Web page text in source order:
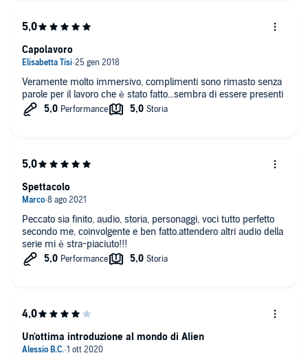
Veramente molto immersivo, complimenti sono rimasto senza
parole per il lavoro che è stato fatto...sembra di essere presenti
Capolavoro
Peccato sia finito, audio, storia, personaggi, voci tutto perfetto
secondo me, coinvolgente e ben fatto.attendero altri audio della
serie mi è stra-piaciuto!!!
Spettacolo
Un'ottima introduzione al mondo di Alien